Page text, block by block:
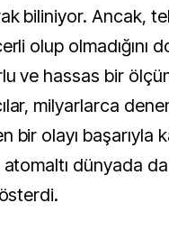
biliniyor. Ancak,
olup olmadığını
ve hassas bir
milyarlarca
bir olayı başarıyla
atomaltı dünyada